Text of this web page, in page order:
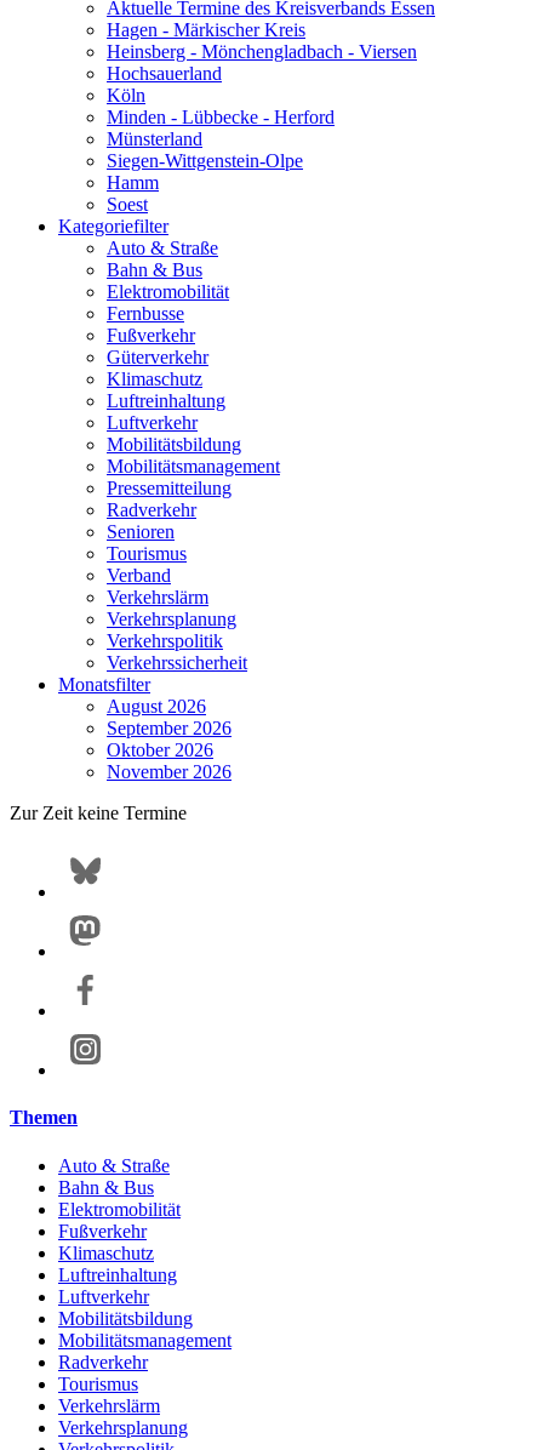
Aktuelle Termine des Kreisverbands Essen
Hagen - Märkischer Kreis
Heinsberg - Mönchengladbach - Viersen
Hochsauerland
Köln
Minden - Lübbecke - Herford
Münsterland
Siegen-Wittgenstein-Olpe
Hamm
Soest
Kategoriefilter
Auto & Straße
Bahn & Bus
Elektromobilität
Fernbusse
Fußverkehr
Güterverkehr
Klimaschutz
Luftreinhaltung
Luftverkehr
Mobilitätsbildung
Mobilitätsmanagement
Pressemitteilung
Radverkehr
Senioren
Tourismus
Verband
Verkehrslärm
Verkehrsplanung
Verkehrspolitik
Verkehrssicherheit
Monatsfilter
August 2026
September 2026
Oktober 2026
November 2026
Zur Zeit keine Termine
Themen
Auto & Straße
Bahn & Bus
Elektromobilität
Fußverkehr
Klimaschutz
Luftreinhaltung
Luftverkehr
Mobilitätsbildung
Mobilitätsmanagement
Radverkehr
Tourismus
Verkehrslärm
Verkehrsplanung